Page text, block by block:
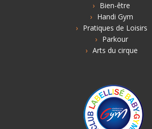
Bien-être
Handi Gym
Pratiques de Loisirs
Parkour
Arts du cirque